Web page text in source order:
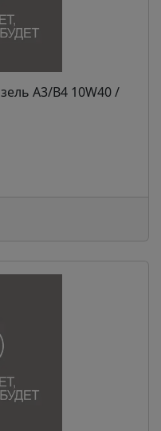
A3/B4 10W40 /